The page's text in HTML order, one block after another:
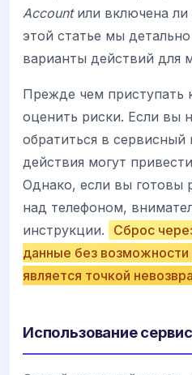
Accountили включена ли
этой статье мы
варианты действий для
Прежде чем приступать
оценить риски. Если вы
обратиться в сервисный
действия могут
Однако, если вы готовы
над телефоном,
инструкции.
Сброс
данные без
является точкой
Использование